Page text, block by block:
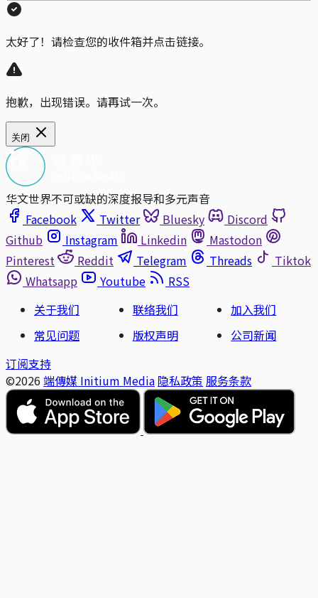
太好了！请检查您的收件箱并点击链接。
抱歉，出现错误。请再试一次。
关闭
华文世界不可或缺的深度报导和多元声音
Facebook
Twitter Bluesky
Discord
Github
Instagram Linkedin
Mastodon
Pinterest
Reddit Telegram Threads
Tiktok
Whatsapp
Youtube
RSS
关于我们
联络我们
加入我们
常见问题
版权声明
公司新闻
订阅支持
©2026 端傳媒 Initium Media 隐私政策 服务条款